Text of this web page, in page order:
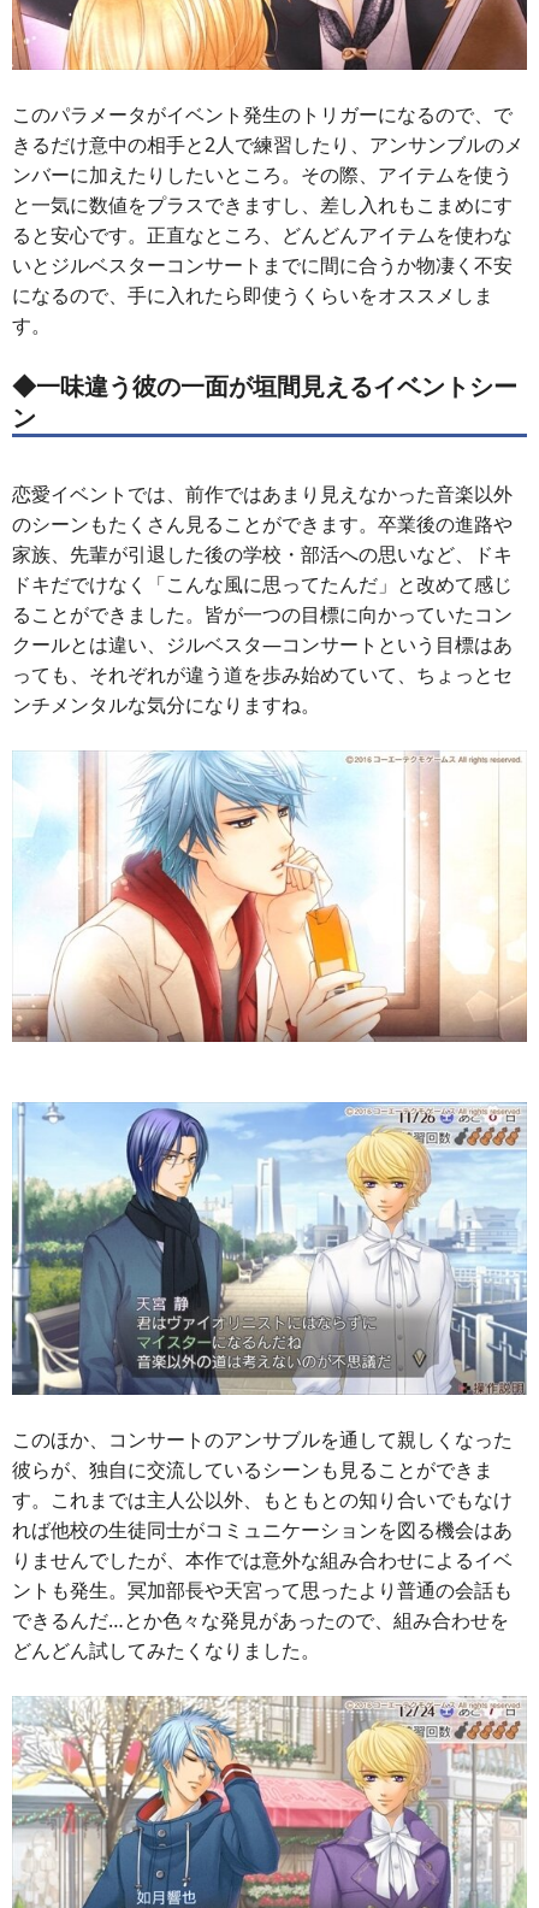
このパラメータがイベント発生のトリガーになるので、で
きるだけ意中の相手と2人で練習したり、アンサンブルのメ
ンバーに加えたりしたいところ。その際、アイテムを使う
と一気に数値をプラスできますし、差し入れもこまめにす
ると安心です。正直なところ、どんどんアイテムを使わな
いとジルベスターコンサートまでに間に合うか物凄く不安
になるので、手に入れたら即使うくらいをオススメしま
す。
◆一味違う彼の一面が垣間見えるイベントシー
ン
恋愛イベントでは、前作ではあまり見えなかった音楽以外
のシーンもたくさん見ることができます。卒業後の進路や
家族、先輩が引退した後の学校・部活への思いなど、ドキ
ドキだでけなく「こんな風に思ってたんだ」と改めて感じ
ることができました。皆が一つの目標に向かっていたコン
クールとは違い、ジルベスタ―コンサートという目標はあ
っても、それぞれが違う道を歩み始めていて、ちょっとセ
ンチメンタルな気分になりますね。
このほか、コンサートのアンサブルを通して親しくなった
彼らが、独自に交流しているシーンも見ることができま
す。これまでは主人公以外、もともとの知り合いでもなけ
れば他校の生徒同士がコミュニケーションを図る機会はあ
りませんでしたが、本作では意外な組み合わせによるイベ
ントも発生。冥加部長や天宮って思ったより普通の会話も
できるんだ…とか色々な発見があったので、組み合わせを
どんどん試してみたくなりました。